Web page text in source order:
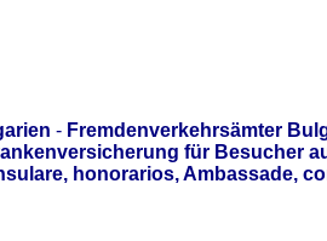
- Fremdenverkehrsämter
für Besucher
honorarios, Ambassade,